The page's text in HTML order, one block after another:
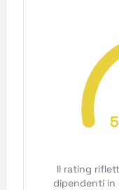
Il rating
dipendenti in